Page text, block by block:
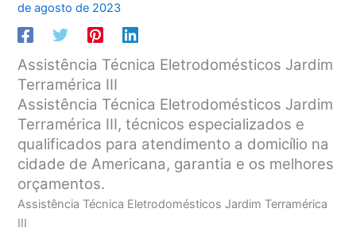
de agosto de 2023
Assistência Técnica Eletrodomésticos Jardim
Terramérica III
Assistência Técnica Eletrodomésticos Jardim
Terramérica III, técnicos especializados e
qualificados para atendimento a domicílio na
cidade de Americana, garantia e os melhores
orçamentos.
Assistência Técnica Eletrodomésticos Jardim Terramérica
III